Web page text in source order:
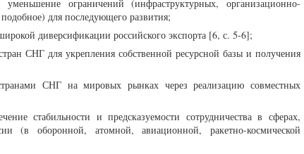
ограничений (инфраструктурных, организационно-
для последующего развития;
диверсификации российского экспорта [6, с. 5-6];
СНГ для укрепления собственной ресурсной базы и получения
СНГ на мировых рынках через реализацию совместных
стабильности и предсказуемости сотрудничества в сферах,
(в оборонной, атомной, авиационной, ракетно-космической